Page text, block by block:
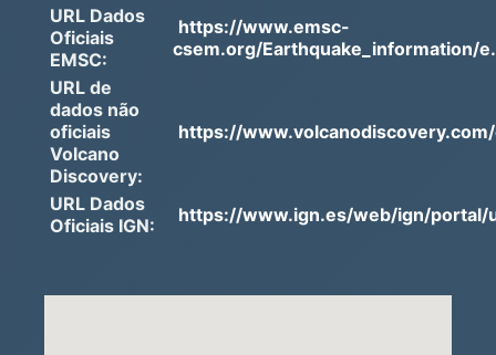
URL Dados
Oficiais
EMSC:
https://www.emsc-
csem.org/Earthquake_information/
URL de
dados não
oficiais
Volcano
Discovery:
https://
URL Dados
Oficiais IGN:
https://www.ign.es/web/ign/